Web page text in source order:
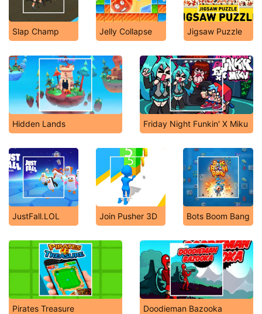
Slap Champ Jelly Collapse Jigsaw Puzzle
Hidden Lands Friday Night Funkin' X Miku
JustFall.LOL Join Pusher 3D Bots Boom Bang
Pirates Treasure Doodieman Bazooka